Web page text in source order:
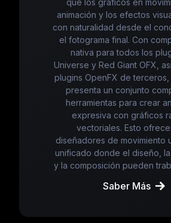
animación y los efectos
con naturalidad desde el
el fotograma final. Con
nativa para todos los
Universe y Red Giant OFX,
plugins OpenFX de
presenta un conjunto
herramientas para crear
expresiva con gráficos
vectoriales. Esto
diseñadores de movimiento
unificado donde el diseño, la
y la composición pueden
Saber Más